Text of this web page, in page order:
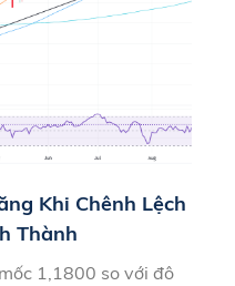
Khi Chênh Lệch
Thành
1,1800 so với đô